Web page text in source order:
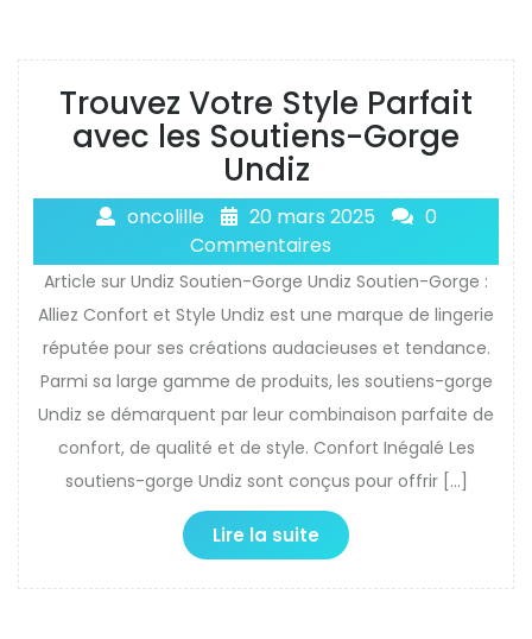
Trouvez Votre Style Parfait
avec les Soutiens-Gorge
Undiz
oncolille 20 mars 2025
0
Commentaires
Article sur Undiz Soutien-Gorge Undiz Soutien-Gorge :
Alliez Confort et Style Undiz est une marque de lingerie
réputée pour ses créations audacieuses et tendance.
Parmi sa large gamme de produits, les soutiens-gorge
Undiz se démarquent par leur combinaison parfaite de
confort, de qualité et de style. Confort Inégalé Les
soutiens-gorge Undiz sont conçus pour offrir […]
Lire la suite